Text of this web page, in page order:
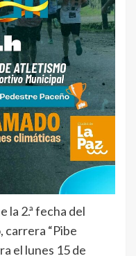
la 2.ª fecha del
carrera “Pibe
el lunes 15 de